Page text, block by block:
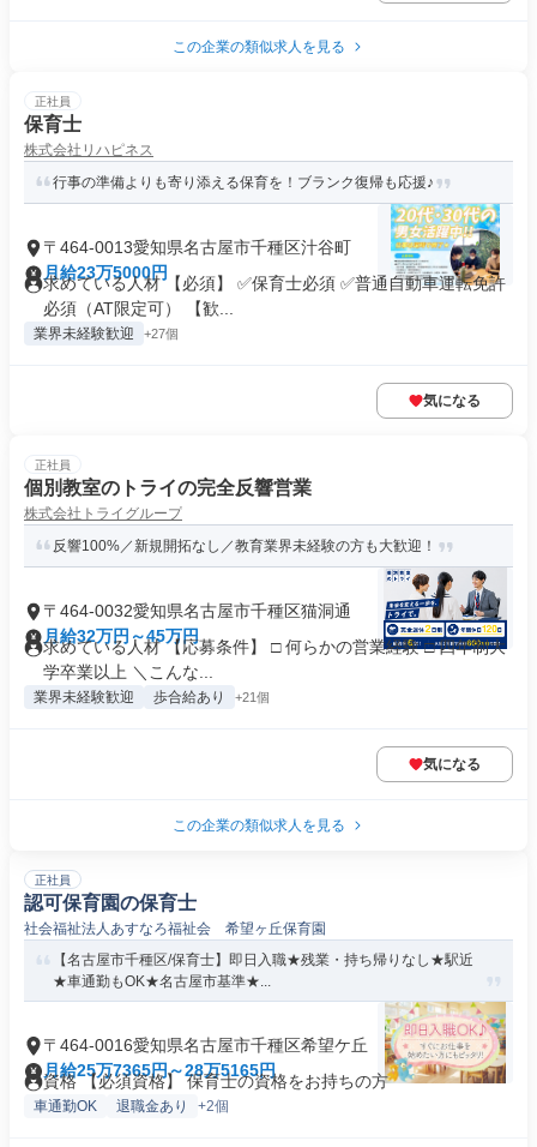
この企業の類似求人を見る
正社員
保育士
株式会社リハピネス
行事の準備よりも寄り添える保育を！ブランク復帰も応援♪
〒464-0013愛知県名古屋市千種区汁谷町
月給23万5000円
求めている人材 【必須】 ✅保育士必須 ✅普通自動車運転免許
必須（AT限定可） 【歓...
業界未経験歓迎 +27個
気になる
正社員
個別教室のトライの完全反響営業
株式会社トライグループ
反響100%／新規開拓なし／教育業界未経験の方も大歓迎！
〒464-0032愛知県名古屋市千種区猫洞通
月給32万円～45万円
求めている人材 【応募条件】 □ 何らかの営業経験 □ 四年制大
学卒業以上 ＼こんな...
業界未経験歓迎 歩合給あり +21個
気になる
この企業の類似求人を見る
正社員
認可保育園の保育士
社会福祉法人あすなろ福祉会 希望ヶ丘保育園
【名古屋市千種区/保育士】即日入職★残業・持ち帰りなし★駅近
★車通勤もOK★名古屋市基準★...
〒464-0016愛知県名古屋市千種区希望ケ丘
月給25万7365円～28万5165円
資格 【必須資格】 保育士の資格をお持ちの方
車通勤OK 退職金あり +2個